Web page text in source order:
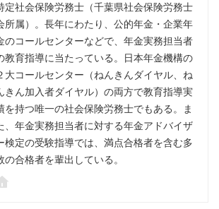
定社会保険労務士（千葉県社会保険労務士
所属）。長年にわたり、公的年金・企業年
のコールセンターなどで、年金実務担当者
教育指導に当たっている。日本年金機構の
大コールセンター（ねんきんダイヤル、ね
きん加入者ダイヤル）の両方で教育指導実
を持つ唯一の社会保険労務士でもある。ま
、年金実務担当者に対する年金アドバイザ
検定の受験指導では、満点合格者を含む多
の合格者を輩出している。